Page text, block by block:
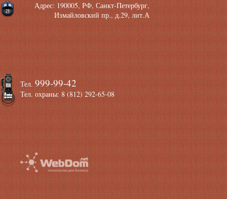
Тел.999-99-42
Тел. охраны: 8 (812) 292-65-08
Адрес: 190005, РФ, Санкт-Петербург,
Измайловский пр., д.29, лит.А